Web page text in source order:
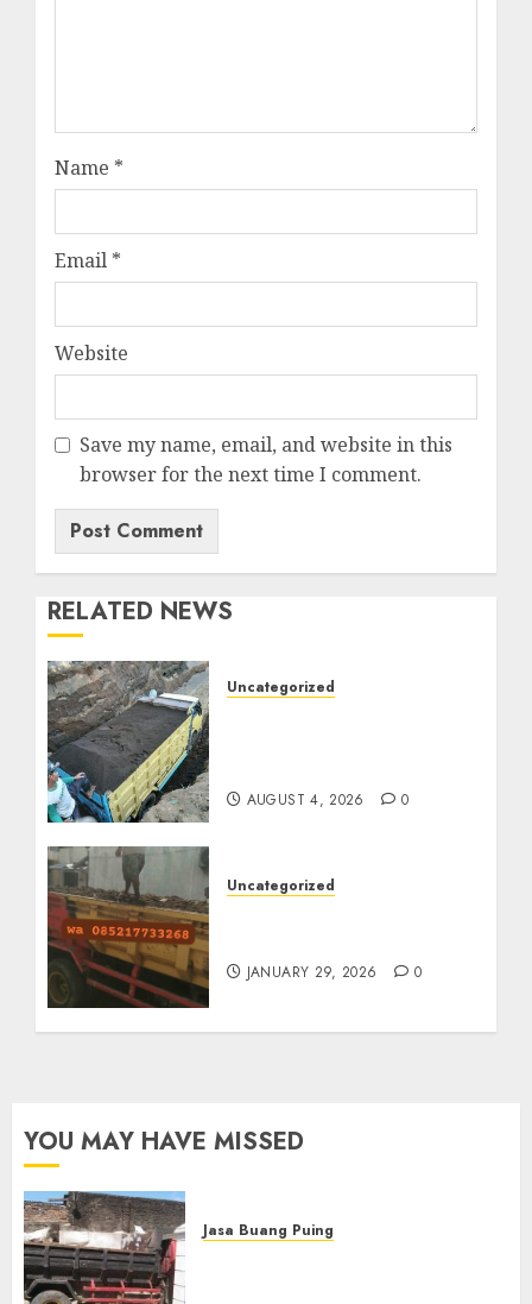
Name *
Email *
Website
Save my name, email, and website in this
browser for the next time I comment.
RELATED NEWS
Uncategorized
AUGUST 4, 2026 0
Uncategorized
JANUARY 29, 2026 0
YOU MAY HAVE MISSED
Jasa Buang Puing